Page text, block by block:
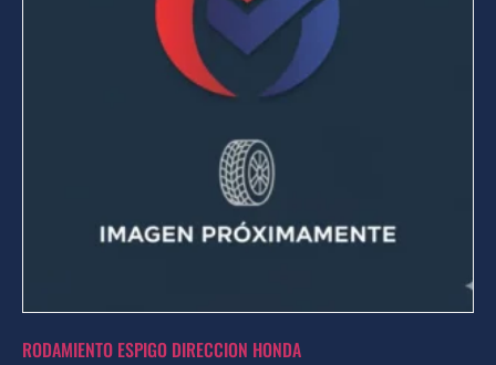
RODAMIENTO ESPIGO DIRECCION HONDA